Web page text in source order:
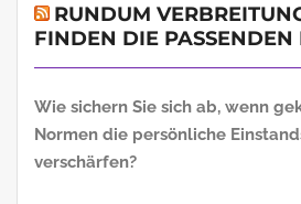
RUNDUM
FINDEN DIE PASSENDEN
Wie sichern Sie sich ab, wenn
Normen die persönliche
verschärfen?